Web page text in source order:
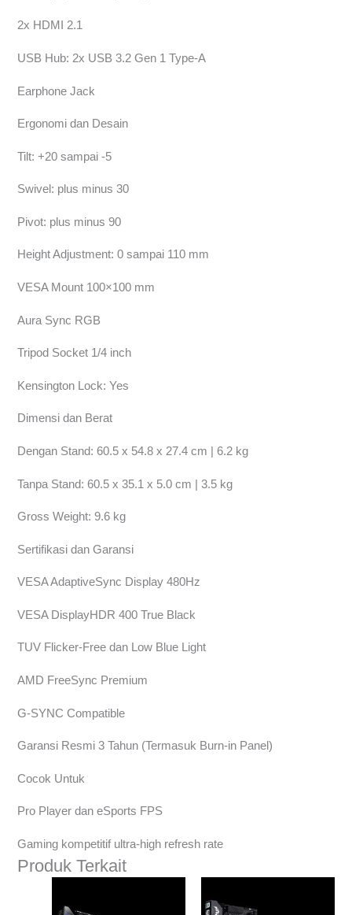
2x HDMI 2.1
USB Hub: 2x USB 3.2 Gen 1 Type-A
Earphone Jack
Ergonomi dan Desain
Tilt: +20 sampai -5
Swivel: plus minus 30
Pivot: plus minus 90
Height Adjustment: 0 sampai 110 mm
VESA Mount 100×100 mm
Aura Sync RGB
Tripod Socket 1/4 inch
Kensington Lock: Yes
Dimensi dan Berat
Dengan Stand: 60.5 x 54.8 x 27.4 cm | 6.2 kg
Tanpa Stand: 60.5 x 35.1 x 5.0 cm | 3.5 kg
Gross Weight: 9.6 kg
Sertifikasi dan Garansi
VESA AdaptiveSync Display 480Hz
VESA DisplayHDR 400 True Black
TUV Flicker-Free dan Low Blue Light
AMD FreeSync Premium
G-SYNC Compatible
Garansi Resmi 3 Tahun (Termasuk Burn-in Panel)
Cocok Untuk
Pro Player dan eSports FPS
Gaming kompetitif ultra-high refresh rate
Produk Terkait